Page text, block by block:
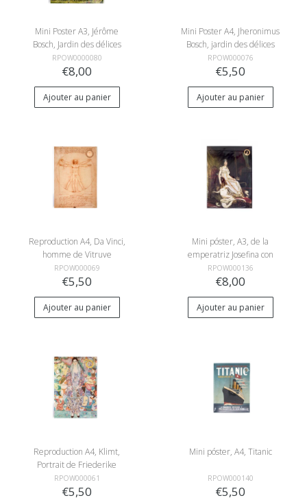
Mini Poster A3, Jérôme
Bosch, Jardin des délices
terrestres
RPOW0000080
€8,00
Ajouter au panier
Mini Poster A4, Jheronimus
Bosch, jardin des délices
terrestres
RPOW000076
€5,50
Ajouter au panier
Reproduction A4, Da Vinci,
homme de Vitruve
RPOW000069
€5,50
Ajouter au panier
Mini póster, A3, de la
emperatriz Josefina con
traje de coronación
RPOW000136
€8,00
Ajouter au panier
Reproduction A4, Klimt,
Portrait de Friederike
Maria Beer
RPOW000061
€5,50
Mini póster, A4, Titanic
RPOW000140
€5,50